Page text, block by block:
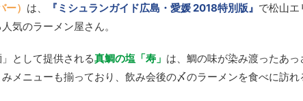
） は、 『ミシュランガイド広島・愛媛 2018特別版』 で松山エ
気のラーメン屋さん。
」として提供される真鯛の塩「寿」 は、鯛の味が染み渡ったあっ
メニューも揃っており、飲み会後の〆のラーメンを食べに訪れ